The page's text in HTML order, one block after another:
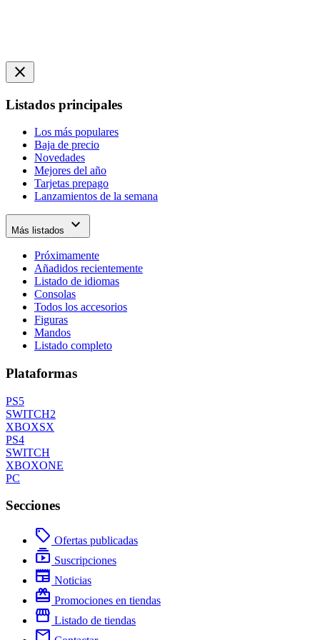
close
Listados principales
Los más populares
Baja de precio
Novedades
Mejores del año
Tarjetas prepago
Lanzamientos de la semana
Más listados expand_more
Próximamente
Añadidos recientemente
Listado de idiomas
Consolas
Todos los accesorios
Figuras
Mandos
Listado completo
Plataformas
PS5
SWITCH2
XBOXSX
PS4
SWITCH
XBOXONE
PC
Secciones
local_offer Ofertas publicadas
subscriptions Suscripciones
newspaper Noticias
redeem Promociones en tiendas
storefront Listado de tiendas
mail